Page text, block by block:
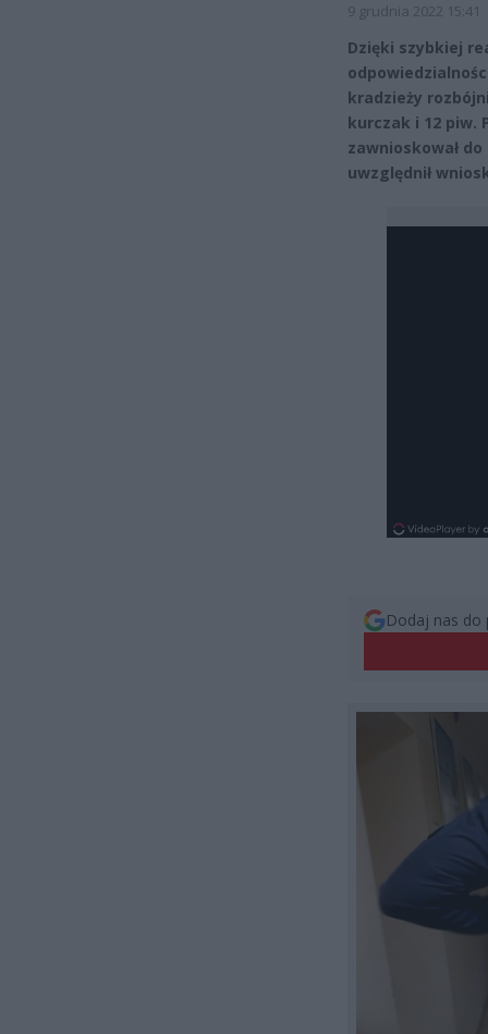
9 grudnia 2022 15:41
Dzięki szybkiej
kradzieży
kurczak i 12 piw.
zawnioskował
uwzględnił
Dodaj nas do